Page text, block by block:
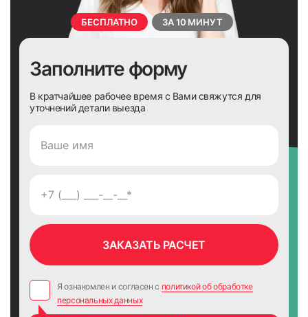
44
БЕСПЛАТНО ЗА 10 МИНУТ
Заполните форму
В кратчайшее рабочее время с Вами свяжутся для
уточнений детали выезда
Я ознакомлен и согласен с политикой об обработке
персональных данных